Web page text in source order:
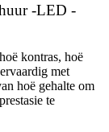
-LED -
kontras, hoë
met
hoë gehalte om
te